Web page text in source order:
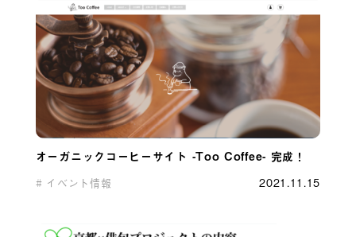
オーガニックコーヒーサイト -Too Coffee- 完成！
イベント情報 2021.11.15